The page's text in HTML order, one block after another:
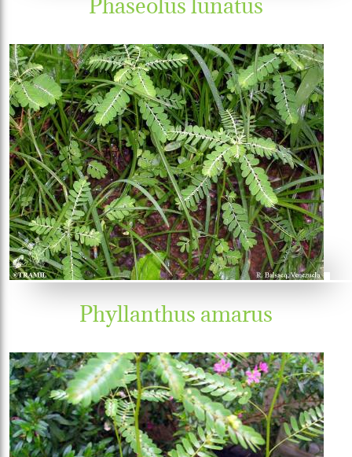
Phyllanthus amarus